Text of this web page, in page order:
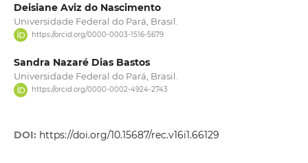
Deisiane Aviz do Nascimento
Universidade Federal do Pará, Brasil.
https://orcid.org/0000-0003-1516-5679
Sandra Nazaré Dias Bastos
Universidade Federal do Pará, Brasil.
https://orcid.org/0000-0002-4924-2743
DOI: https://doi.org/10.15687/rec.v16i1.66129